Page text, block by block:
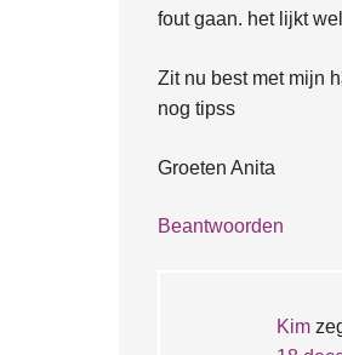
fout gaan. het lijkt
Zit nu best met mijn
nog tipss
Groeten Anita
Beantwoorden
Kim